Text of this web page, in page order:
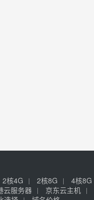
2核4G 2核8G 4核8G
云服务器 京东云主机